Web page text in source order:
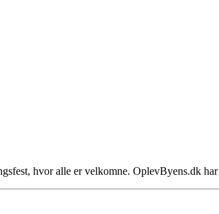
hvor alle er velkomne. OplevByens.dk